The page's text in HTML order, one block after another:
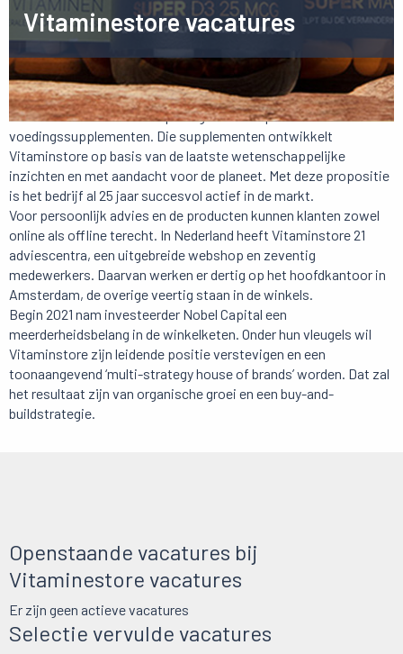
Vitaminestore vacatures
Vitaminstore is een innovatieve omni-channel retailer en
marktleider in Nederland op het gebied van premium
voedingssupplementen. Die supplementen ontwikkelt
Vitaminstore op basis van de laatste wetenschappelijke
inzichten en met aandacht voor de planeet. Met deze propositie
is het bedrijf al 25 jaar succesvol actief in de markt.
Voor persoonlijk advies en de producten kunnen klanten zowel
online als offline terecht. In Nederland heeft Vitaminstore 21
adviescentra, een uitgebreide webshop en zeventig
medewerkers. Daarvan werken er dertig op het hoofdkantoor in
Amsterdam, de overige veertig staan in de winkels.
Begin 2021 nam investeerder Nobel Capital een
meerderheidsbelang in de winkelketen. Onder hun vleugels wil
Vitaminstore zijn leidende positie verstevigen en een
toonaangevend ‘multi-strategy house of brands’ worden. Dat zal
het resultaat zijn van organische groei en een buy-and-
buildstrategie.
Selectie vervulde vacatures
Openstaande vacatures bij
Vitaminestore vacatures
Er zijn geen actieve vacatures